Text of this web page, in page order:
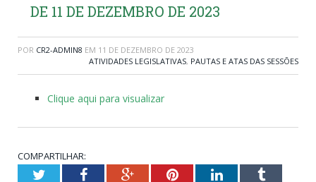
DE 11 DE DEZEMBRO DE 2023
POR CR2-ADMIN8 EM 11 DE DEZEMBRO DE 2023
ATIVIDADES LEGISLATIVAS, PAUTAS E ATAS DAS SESSÕES
Clique aqui para visualizar
COMPARTILHAR:
TwitterFacebookGoogle+PinterestLinkedInTumblr